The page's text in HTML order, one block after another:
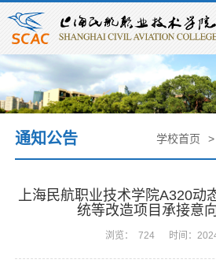
通知公告 学校首页 >
上海民航职业技术学院A320动
统等改造项目承接意
浏览： 724 时间：